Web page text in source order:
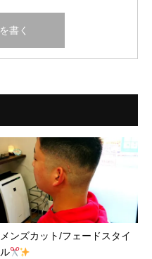
メンズカット/フェードスタイ
ル